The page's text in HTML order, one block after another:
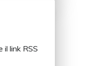
il link RSS